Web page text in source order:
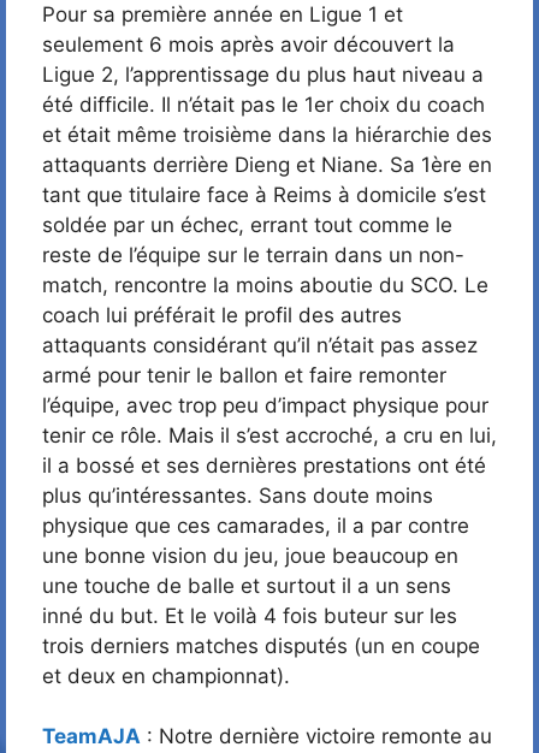
Pour sa première année en Ligue 1 et
seulement 6 mois après avoir découvert la
Ligue 2, l’apprentissage du plus haut niveau a
été difficile. Il n’était pas le 1er choix du coach
et était même troisième dans la hiérarchie des
attaquants derrière Dieng et Niane. Sa 1ère en
tant que titulaire face à Reims à domicile s’est
soldée par un échec, errant tout comme le
reste de l’équipe sur le terrain dans un non-
match, rencontre la moins aboutie du SCO. Le
coach lui préférait le profil des autres
attaquants considérant qu’il n’était pas assez
armé pour tenir le ballon et faire remonter
l’équipe, avec trop peu d’impact physique pour
tenir ce rôle. Mais il s’est accroché, a cru en lui,
il a bossé et ses dernières prestations ont été
plus qu’intéressantes. Sans doute moins
physique que ces camarades, il a par contre
une bonne vision du jeu, joue beaucoup en
une touche de balle et surtout il a un sens
inné du but. Et le voilà 4 fois buteur sur les
trois derniers matches disputés (un en coupe
et deux en championnat).
TeamAJA : Notre dernière victoire remonte au